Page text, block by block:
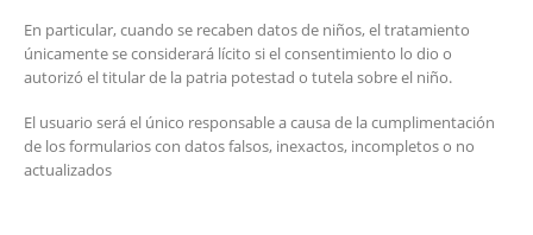
En particular, cuando se recaben datos de niños, el tratamiento
únicamente se considerará lícito si el consentimiento lo dio o
autorizó el titular de la patria potestad o tutela sobre el niño.
El usuario será el único responsable a causa de la cumplimentación
de los formularios con datos falsos, inexactos, incompletos o no
actualizados